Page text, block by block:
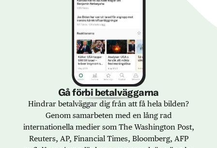
Gå förbi betalväggarna
Hindrar betalväggar dig från att få hela bilden?
Genom samarbeten med en lång rad
internationella medier som The Washington Post,
Reuters, AP, Financial Times, Bloomberg, AFP